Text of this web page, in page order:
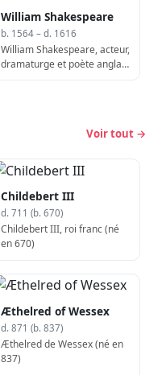
William Shakespeare
b. 1564 – d. 1616
William Shakespeare, acteur,
dramaturge et poète anglais
Voir tout →
Childebert III
d. 711 (b. 670)
Childebert III, roi franc (né
en 670)
Æthelred of Wessex
d. 871 (b. 837)
Æthelred de Wessex (né en
837)